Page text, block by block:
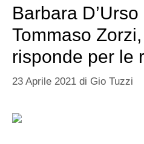
Barbara
Tommaso
risponde per le
23 Aprile 2021 di Gio Tuzzi